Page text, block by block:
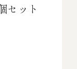
セット